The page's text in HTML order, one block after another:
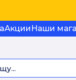
Акции Наши